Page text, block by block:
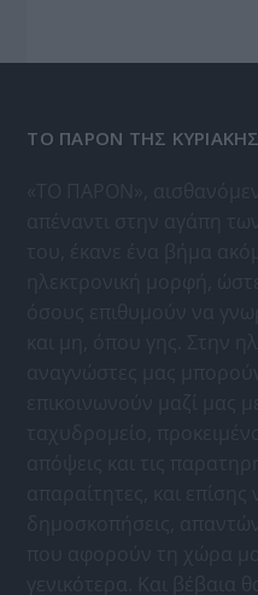
ΤΟ ΠΑΡΟΝ ΤΗΣ ΚΥΡΙΑΚΗΣ